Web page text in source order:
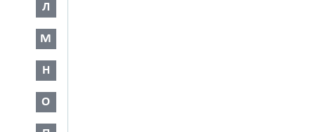
Л
М
Н
О